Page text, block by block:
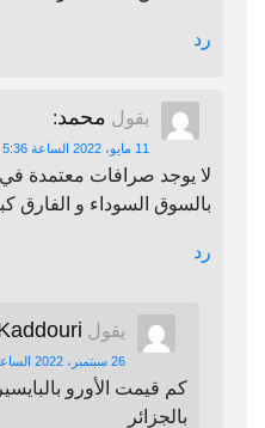
رد
يقول محمد:
11 مايو، 2022 الساعة 5:36 م
لا يوجد صرافات معتمدة في
بالسوق السوداء و الفارق
رد
يقول
26 سبتمبر، 2022 الساعة 10:48 ص
كم قيمت الأورو
بالجزائر